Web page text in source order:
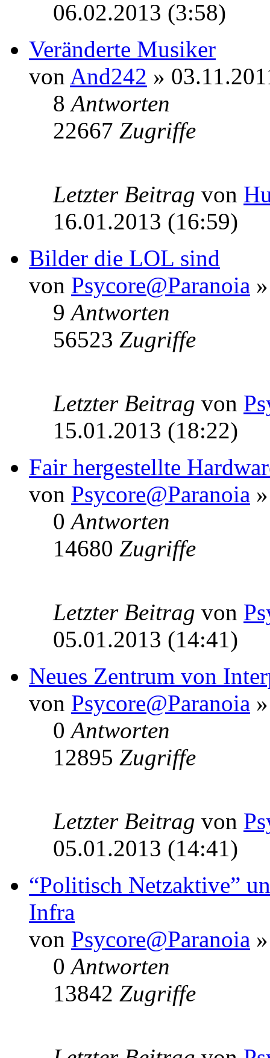
06.02.2013 (3:58)
Veränderte Musiker
von And242 »
8Antworten
22667 Zugriffe
Letzter Beitrag von
16.01.2013 (16:59)
Bilder die LOL sind
von Psycore@Paranoia
9Antworten
56523 Zugriffe
Letzter Beitrag von
15.01.2013 (18:22)
Fair hergestellte
von Psycore@Paranoia
0Antworten
14680 Zugriffe
Letzter Beitrag von
05.01.2013 (14:41)
Neues Zentrum von
von Psycore@Paranoia
0Antworten
12895 Zugriffe
Letzter Beitrag von
05.01.2013 (14:41)
“Politisch Netzaktive”
Infra
von Psycore@Paranoia
0Antworten
13842 Zugriffe